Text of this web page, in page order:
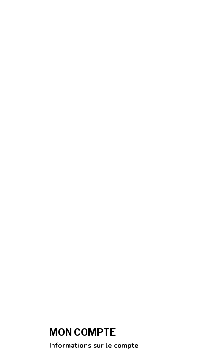
MON COMPTE
Informations sur le compte